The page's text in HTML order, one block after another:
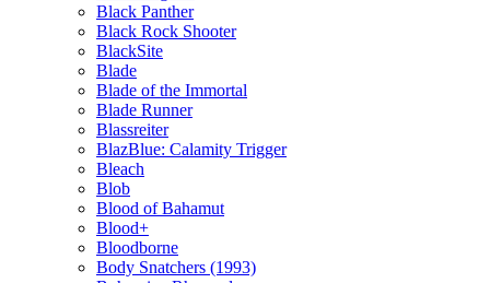
Black Panther
Black Rock Shooter
BlackSite
Blade
Blade of the Immortal
Blade Runner
Blassreiter
BlazBlue: Calamity Trigger
Bleach
Blob
Blood of Bahamut
Blood+
Bloodborne
Body Snatchers (1993)